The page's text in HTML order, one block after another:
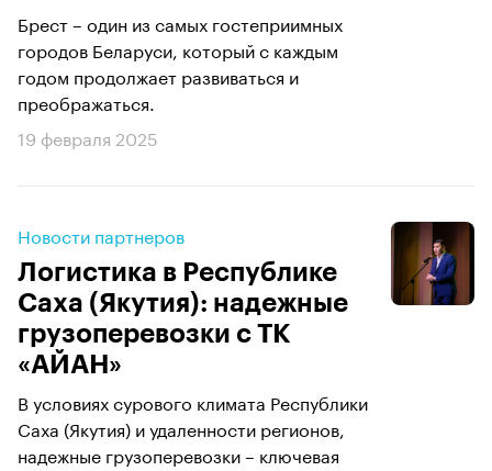
Брест – один из самых гостеприимных
городов Беларуси, который с каждым
годом продолжает развиваться и
преображаться.
19 февраля 2025
Новости партнеров
Логистика в Республике
Саха (Якутия): надежные
грузоперевозки с ТК
«АЙАН»
В условиях сурового климата Республики
Саха (Якутия) и удаленности регионов,
надежные грузоперевозки – ключевая